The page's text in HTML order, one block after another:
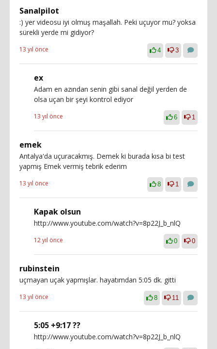
Sanalpilot
:) yer videosu iyi olmuş maşallah. Peki uçuyor mu? yoksa
sürekli yerde mi gidiyor?
13 yıl önce 4 3
ex
Adam en azından senin gibi sanal değil yerden de
olsa uçan bir şeyi kontrol ediyor
13 yıl önce 6 1
emek
Antalya'da uçuracakmış. Demek ki burada kısa bi test
yapmış Emek vermiş tebrik ederim
13 yıl önce 8 1
Kapak olsun
http://www.youtube.com/watch?v=8p22J_b_nlQ
12 yıl önce 0 0
rubinstein
uçmayan uçak yapmışlar. hayatımdan 5:05 dk. gitti
13 yıl önce 8 11
5:05 +9:17 ??
http://www.youtube.com/watch?v=8p22J_b_nlQ